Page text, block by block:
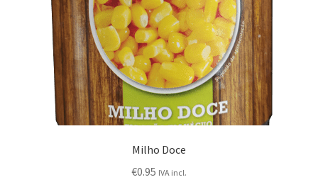
Milho Doce
€0.95 IVA incl.